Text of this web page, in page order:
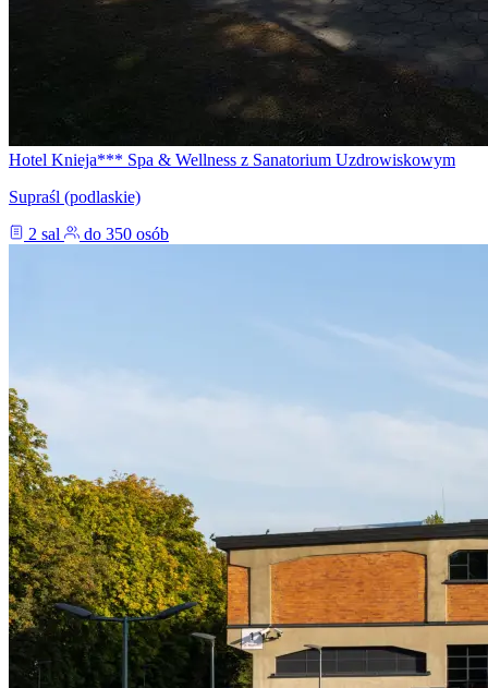
Hotel Knieja*** Spa & Wellness z Sanatorium Uzdrowiskowym
Supraśl (podlaskie)
2 sal
do 350 osób